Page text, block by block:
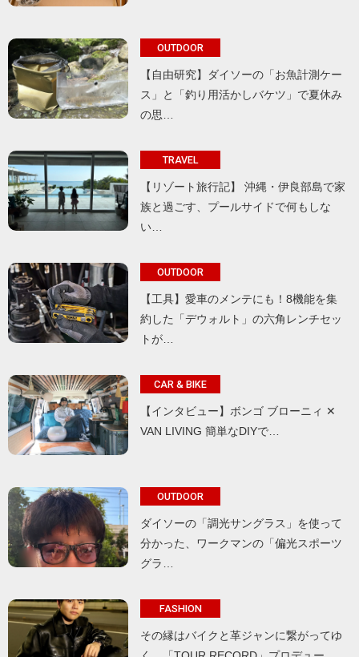
OUTDOOR
【自由研究】ダイソーの「お魚計測ケー
ス」と「釣り用活かしバケツ」で夏休み
の思…
TRAVEL
【リゾート旅行記】 沖縄・伊良部島で家
族と過ごす、プールサイドで何もしな
い…
OUTDOOR
【工具】愛車のメンテにも！8機能を集
約した「デウォルト」の六角レンチセッ
トが…
CAR & BIKE
【インタビュー】ボンゴ ブローニィ ✕
VAN LIVING 簡単なDIYで…
OUTDOOR
ダイソーの「調光サングラス」を使って
分かった、ワークマンの「偏光スポーツ
グラ…
FASHION
その縁はバイクと革ジャンに繋がってゆ